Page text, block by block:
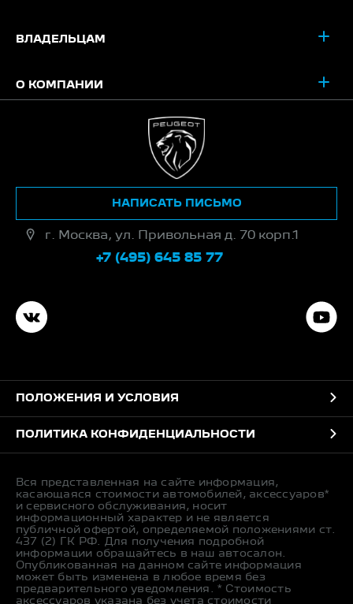
ВЛАДЕЛЬЦАМ
О КОМПАНИИ
г. Москва, ул. Привольная д. 70 корп.1
+7 (495) 645 85 77
НАПИСАТЬ ПИСЬМО
ПОЛОЖЕНИЯ И УСЛОВИЯ
ПОЛИТИКА КОНФИДЕНЦИАЛЬНОСТИ
Вся представленная на сайте информация,
касающаяся стоимости автомобилей, аксессуаров*
и сервисного обслуживания, носит
информационный характер и не является
публичной офертой, определяемой положениями ст.
437 (2) ГК РФ. Для получения подробной
информации обращайтесь в наш автосалон.
Опубликованная на данном сайте информация
может быть изменена в любое время без
предварительного уведомления. * Стоимость
аксессуаров указана без учета стоимости